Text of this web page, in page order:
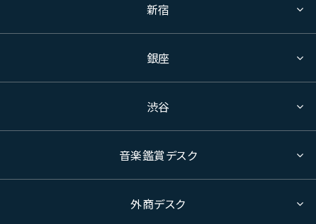
新宿
銀座
渋谷
音楽鑑賞デスク
外商デスク